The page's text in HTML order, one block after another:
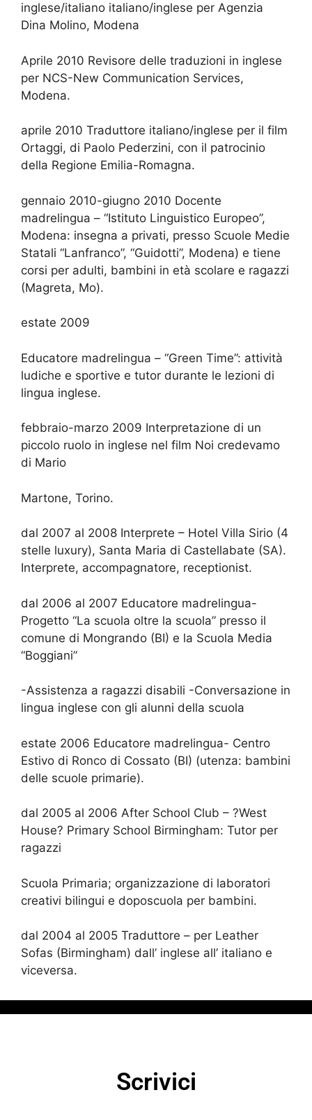
inglese/italiano italiano/inglese per Agenzia
Dina Molino, Modena
Aprile 2010 Revisore delle traduzioni in inglese
per NCS-New Communication Services,
Modena.
aprile 2010 Traduttore italiano/inglese per il film
Ortaggi, di Paolo Pederzini, con il patrocinio
della Regione Emilia-Romagna.
gennaio 2010-giugno 2010 Docente
madrelingua – “Istituto Linguistico Europeo”,
Modena: insegna a privati, presso Scuole Medie
Statali “Lanfranco”, “Guidotti”, Modena) e tiene
corsi per adulti, bambini in età scolare e ragazzi
(Magreta, Mo).
estate 2009
Educatore madrelingua – “Green Time”: attività
ludiche e sportive e tutor durante le lezioni di
lingua inglese.
febbraio-marzo 2009 Interpretazione di un
piccolo ruolo in inglese nel film Noi credevamo
di Mario
Martone, Torino.
dal 2007 al 2008 Interprete – Hotel Villa Sirio (4
stelle luxury), Santa Maria di Castellabate (SA).
Interprete, accompagnatore, receptionist.
dal 2006 al 2007 Educatore madrelingua-
Progetto “La scuola oltre la scuola” presso il
comune di Mongrando (BI) e la Scuola Media
“Boggiani”
-Assistenza a ragazzi disabili -Conversazione in
lingua inglese con gli alunni della scuola
estate 2006 Educatore madrelingua- Centro
Estivo di Ronco di Cossato (BI) (utenza: bambini
delle scuole primarie).
dal 2005 al 2006 After School Club – ?West
House? Primary School Birmingham: Tutor per
ragazzi
Scuola Primaria; organizzazione di laboratori
creativi bilingui e doposcuola per bambini.
dal 2004 al 2005 Traduttore – per Leather
Sofas (Birmingham) dall’ inglese all’ italiano e
viceversa.
Scrivici